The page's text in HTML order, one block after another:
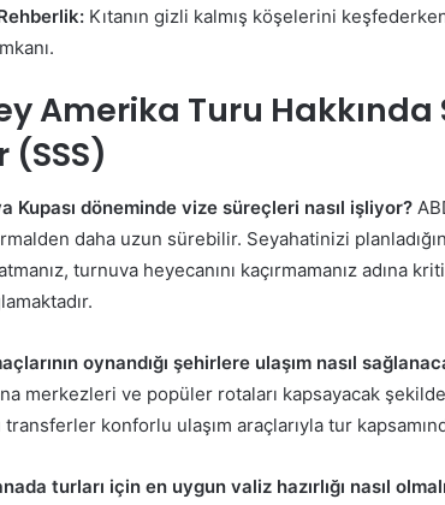
Kıtanın gizli kalmış köşelerini
Amerika Turu Hakkında
(SSS)
Kupası döneminde vize süreçleri nasıl işliyor?
daha uzun sürebilir. Seyahatinizi
turnuva heyecanını kaçırmamanız adına
oynandığı şehirlere ulaşım nasıl
merkezleri ve popüler rotaları kapsayacak
transferler konforlu ulaşım araçlarıyla tur
turları için en uygun valiz hazırlığı nasıl